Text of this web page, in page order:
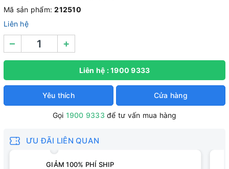
Mã sản phẩm:212510
Liên hệ
– +
Liên hệ : 1900 9333
Yêu thích Cửa hàng
Gọi 1900 9333 để tư vấn mua hàng
ƯU ĐÃI LIÊN QUAN
GIẢM 100% PHÍ SHIP